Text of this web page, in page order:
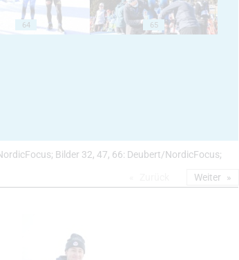
64 65
Bilder 32, 47, 66: Deubert/NordicFocus;
Weiter